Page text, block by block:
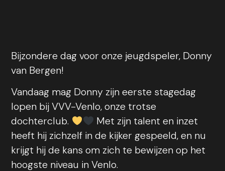
Bijzondere dag voor onze jeugdspeler, Donny
van Bergen!
Vandaag mag Donny zijn eerste stagedag
lopen bij VVV-Venlo, onze trotse
dochterclub.
Met zijn talent en inzet
heeft hij zichzelf in de kijker gespeeld, en nu
krijgt hij de kans om zich te bewijzen op het
hoogste niveau in Venlo.